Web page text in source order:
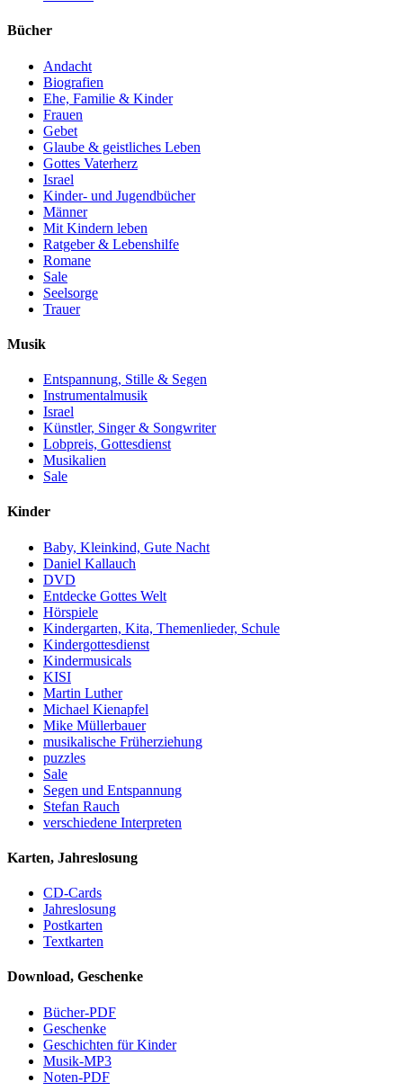
Bücher
Andacht
Biografien
Ehe, Familie & Kinder
Frauen
Gebet
Glaube & geistliches Leben
Gottes Vaterherz
Israel
Kinder- und Jugendbücher
Männer
Mit Kindern leben
Ratgeber & Lebenshilfe
Romane
Sale
Seelsorge
Trauer
Musik
Entspannung, Stille & Segen
Instrumentalmusik
Israel
Künstler, Singer & Songwriter
Lobpreis, Gottesdienst
Musikalien
Sale
Kinder
Baby, Kleinkind, Gute Nacht
Daniel Kallauch
DVD
Entdecke Gottes Welt
Hörspiele
Kindergarten, Kita, Themenlieder, Schule
Kindergottesdienst
Kindermusicals
KISI
Martin Luther
Michael Kienapfel
Mike Müllerbauer
musikalische Früherziehung
puzzles
Sale
Segen und Entspannung
Stefan Rauch
verschiedene Interpreten
Karten, Jahreslosung
CD-Cards
Jahreslosung
Postkarten
Textkarten
Download, Geschenke
Bücher-PDF
Geschenke
Geschichten für Kinder
Musik-MP3
Noten-PDF